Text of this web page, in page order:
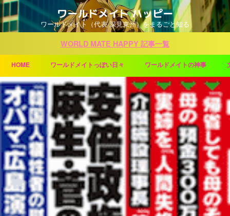
ワールドメイト ハッピー
ワールドメイト（代表 深見東州）をまるごと知る
WORLD MATE HAPPY 記事一覧
HOME ワールドメイトっぽい日々 ワールドメイトの神事